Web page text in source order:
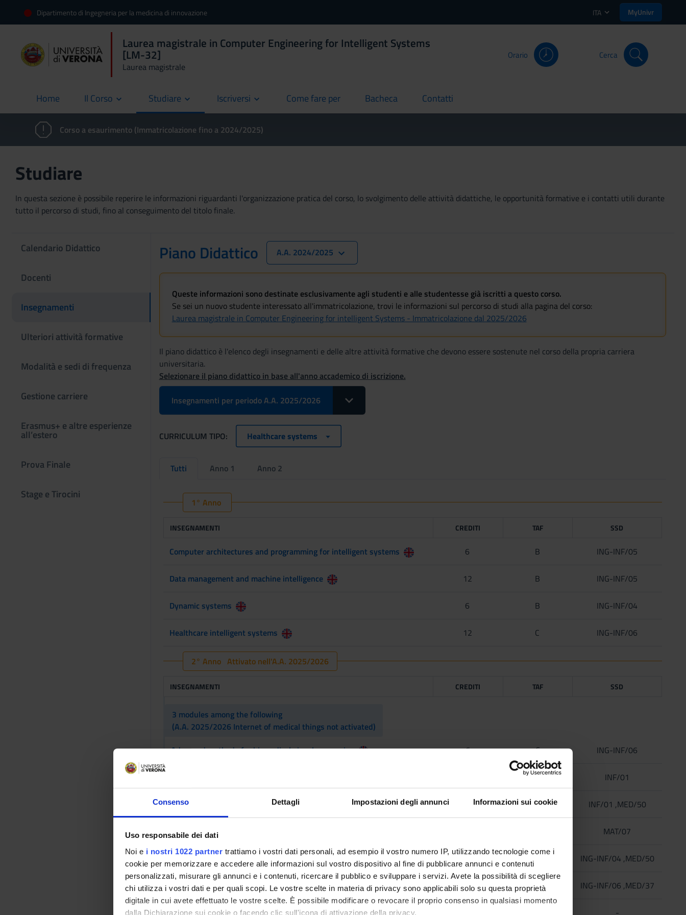
Consenso Dettagli Impostazioni degli annunci Informazioni sui cookie
Uso responsabile dei dati
Noi e i nostri 1022 partner trattiamo i vostri dati personali, ad esempio il vostro numero IP, utilizzando tecnologie come i
cookie per memorizzare e accedere alle informazioni sul vostro dispositivo al fine di pubblicare annunci e contenuti
personalizzati, misurare gli annunci e i contenuti, ricercare il pubblico e sviluppare i servizi. Avete la possibilità di scegliere
chi utilizza i vostri dati e per quali scopi. Le vostre scelte in materia di privacy sono applicabili solo su questa proprietà
digitale in cui avete effettuato le vostre scelte. È possibile modificare o revocare il proprio consenso in qualsiasi momento
dalla Dichiarazione sui cookie o facendo clic sull'icona di attivazione della privacy.
Dipartimento di Ingegneria per la medicina di innovazione ITA MyUnivr
Laurea magistrale in Computer Engineering for Intelligent Systems
[LM-32]
Laurea magistrale
Orario Cerca
Home
current Il Corso Studiare Iscriversi Come fare per
current Bacheca
current Contatti
current
Corso a esaurimento (Immatricolazione fino a 2024/2025)
Studiare
In questa sezione è possibile reperire le informazioni riguardanti l'organizzazione pratica del corso, lo svolgimento delle attività didattiche, le opportunità formative e i contatti utili durante
tutto il percorso di studi, fino al conseguimento del titolo finale.
Calendario Didattico
Docenti
Insegnamenti
Ulteriori attività formative
Modalità e sedi di frequenza
Gestione carriere
Erasmus+ e altre esperienze
all’estero
Prova Finale
Stage e Tirocini
Piano Didattico A.A. 2024/2025
Queste informazioni sono destinate esclusivamente agli studenti e alle studentesse già iscritti a questo corso.
Se sei un nuovo studente interessato all'immatricolazione, trovi le informazioni sul percorso di studi alla pagina del corso:
Laurea magistrale in Computer Engineering for intelligent Systems - Immatricolazione dal 2025/2026
Il piano didattico è l'elenco degli insegnamenti e delle altre attività formative che devono essere sostenute nel corso della propria carriera
universitaria.
Selezionare il piano didattico in base all'anno accademico di iscrizione.
Insegnamenti per periodo A.A. 2025/2026
Toggle Dropdown Select Insegnamenti per periodo
CURRICULUM TIPO: Healthcare systems
Tutti Anno 1 Anno 2
1° Anno
INSEGNAMENTI CREDITI TAF SSD
Computer architectures and programming for intelligent systems 6 B ING-INF/05
Data management and machine intelligence 12 B ING-INF/05
Dynamic systems 6 B ING-INF/04
Healthcare intelligent systems 12 C ING-INF/06
2° Anno Attivato nell'A.A. 2025/2026
INSEGNAMENTI CREDITI TAF SSD
3 modules among the following
(A.A. 2025/2026 Internet of medical things not activated)
Advanced methods for biomedical signal processing
6 C ING-INF/06
C INF/01
Internet of medical things C INF/01 ,MED/50
Mathematical modeling for industrial and medical digital twins MAT/07
Medical robotics 6 C ING-INF/04 ,MED/50
Neurohealth 6 C ING-INF/06 ,MED/37
Final exam -